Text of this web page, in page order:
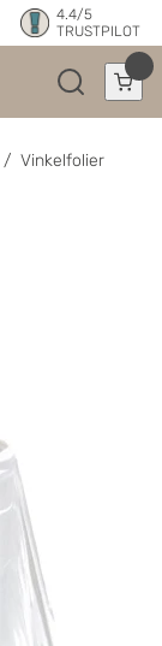
4.4/5
TRUSTPILOT
/ Vinkelfolier